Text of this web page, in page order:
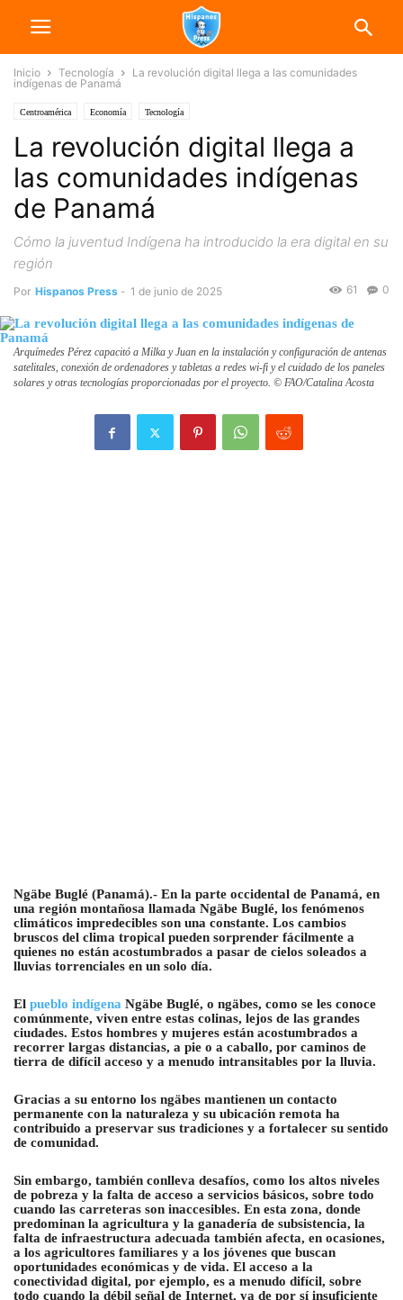
Inicio Tecnología
La revolución digital llega a las comunidades
indígenas de Panamá
Centroamérica Economía Tecnología
La revolución digital llega a
las comunidades indígenas
de Panamá
Cómo la juventud Indígena ha introducido la era digital en su
región
Por Hispanos Press - 1 de junio de 2025 0
61
Arquímedes Pérez capacitó a Milka y Juan en la instalación y configuración de antenas
satelitales, conexión de ordenadores y tabletas a redes wi-fi y el cuidado de los paneles
solares y otras tecnologías proporcionadas por el proyecto. © FAO/Catalina Acosta
Ngäbe Buglé (Panamá).- En la parte occidental de Panamá, en
una región montañosa llamada Ngäbe Buglé, los fenómenos
climáticos impredecibles son una constante. Los cambios
bruscos del clima tropical pueden sorprender fácilmente a
quienes no están acostumbrados a pasar de cielos soleados a
lluvias torrenciales en un solo día.
El pueblo indígena Ngäbe Buglé, o ngäbes, como se les conoce
comúnmente, viven entre estas colinas, lejos de las grandes
ciudades. Estos hombres y mujeres están acostumbrados a
recorrer largas distancias, a pie o a caballo, por caminos de
tierra de difícil acceso y a menudo intransitables por la lluvia.
Gracias a su entorno los ngäbes mantienen un contacto
permanente con la naturaleza y su ubicación remota ha
contribuido a preservar sus tradiciones y a fortalecer su sentido
de comunidad.
Sin embargo, también conlleva desafíos, como los altos niveles
de pobreza y la falta de acceso a servicios básicos, sobre todo
cuando las carreteras son inaccesibles. En esta zona, donde
predominan la agricultura y la ganadería de subsistencia, la
falta de infraestructura adecuada también afecta, en ocasiones,
a los agricultores familiares y a los jóvenes que buscan
oportunidades económicas y de vida. El acceso a la
conectividad digital, por ejemplo, es a menudo difícil, sobre
todo cuando la débil señal de Internet, ya de por sí insuficiente